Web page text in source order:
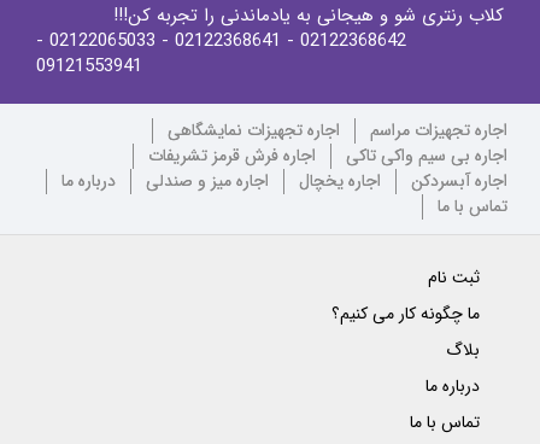
کلاب رنتری شو و هیجانی به یادماندنی را تجربه کن!!!
02122368642
- 02122368641
- 02122065033
-
09121553941
اجاره تجهیزات مراسم
اجاره تجهیزات نمایشگاهی
اجاره بی سیم واکی تاکی
اجاره فرش قرمز تشریفات
اجاره آبسردکن
اجاره یخچال اجاره میز و صندلی
درباره ما
تماس با ما
ثبت نام
ما چگونه کار می کنیم؟
بلاگ
درباره ما
تماس با ما